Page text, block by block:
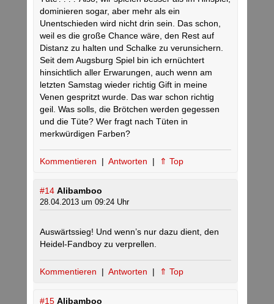
dominieren sogar, aber mehr als ein
Unentschieden wird nicht drin sein. Das schon,
weil es die große Chance wäre, den Rest auf
Distanz zu halten und Schalke zu verunsichern.
Seit dem Augsburg Spiel bin ich ernüchtert
hinsichtlich aller Erwarungen, auch wenn am
letzten Samstag wieder richtig Gift in meine
Venen gespritzt wurde. Das war schon richtig
geil. Was solls, die Brötchen werden gegessen
und die Tüte? Wer fragt nach Tüten in
merkwürdigen Farben?
Kommentieren | Antworten | ⇑ Top
#14 Alibamboo
28.04.2013 um 09:24 Uhr
Auswärtssieg! Und wenn’s nur dazu dient, den
Heidel-Fandboy zu verprellen.
Kommentieren | Antworten | ⇑ Top
#15 Alibamboo